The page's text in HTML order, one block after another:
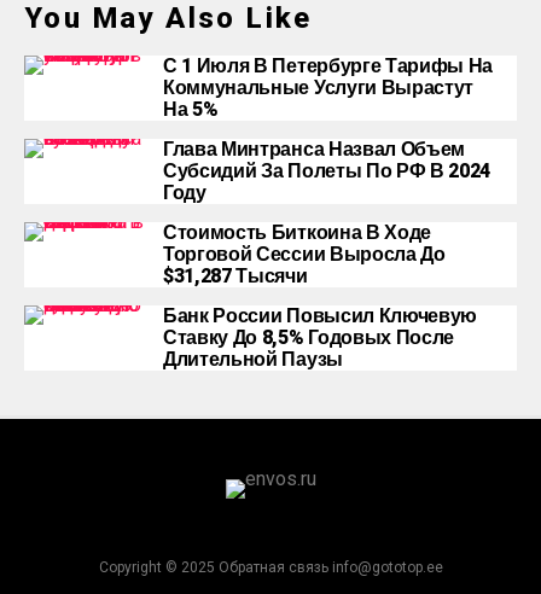
You May Also Like
С 1 Июля В Петербурге Тарифы На
Коммунальные Услуги Вырастут
На 5%
Глава Минтранса Назвал Объем
Субсидий За Полеты По РФ В 2024
Году
Стоимость Биткоина В Ходе
Торговой Сессии Выросла До
$31,287 Тысячи
Банк России Повысил Ключевую
Ставку До 8,5% Годовых После
Длительной Паузы
Copyright © 2025 Обратная связь info@gototop.ee